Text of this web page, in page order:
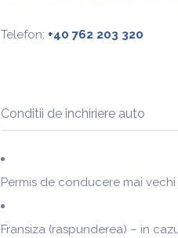
Telefon: +40 762 203 320
Conditii de inchiriere auto
Permis de conducere mai vechi
Fransiza (raspunderea) – in